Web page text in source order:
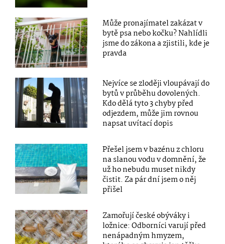
Může pronajímatel zakázat v
bytě psa nebo kočku? Nahlídli
jsme do zákona a zjistili, kde je
pravda
Nejvíce se zloději vloupávají do
bytů v průběhu dovolených.
Kdo dělá tyto 3 chyby před
odjezdem, může jim rovnou
napsat uvítací dopis
Přešel jsem v bazénu z chloru
na slanou vodu v domnění, že
už ho nebudu muset nikdy
čistit. Za pár dní jsem o něj
přišel
Zamořují české obýváky i
ložnice: Odborníci varují před
nenápadným hmyzem,